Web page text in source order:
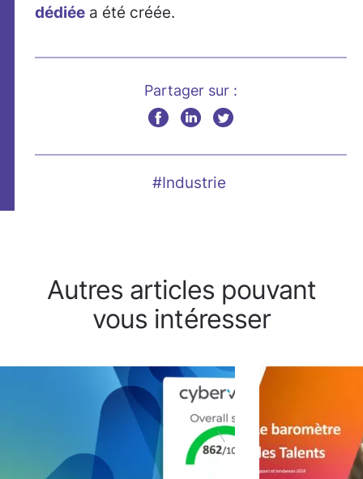
dédiée a été créée.
Partager sur :
#Industrie
Autres articles pouvant
vous intéresser